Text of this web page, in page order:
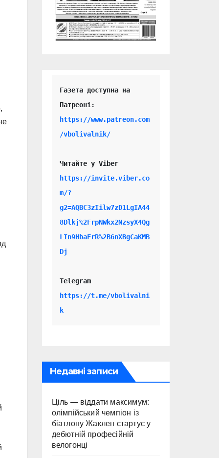
Газета доступна на
https://www.patreon.com
/vbolivalnik/
Читайте у Viber
https://invite.viber.co
m/?
g2=AQBC3zIilw7zD1LgIA44
8Dlkj%2FrpNWkx2NzsyX4Qg
LIn9HbaFrR%2B6nXBgCaKMB
Dj
Telegram
https://t.me/vbolivalni
k
Недавні записи
Ціль — віддати максимум:
олімпійський чемпіон із
біатлону Жаклен стартує у
дебютній професійній
велогонці